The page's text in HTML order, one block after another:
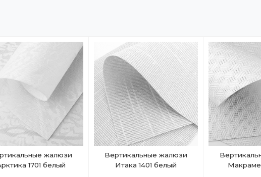
жалюзи
1701 белый
Вертикальные жалюзи
Итака 1401 белый
Макраме